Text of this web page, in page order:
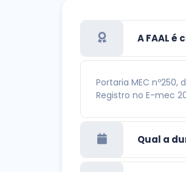
A FAAL é
Portaria MEC nº250,
Registro no E-mec
Qual a